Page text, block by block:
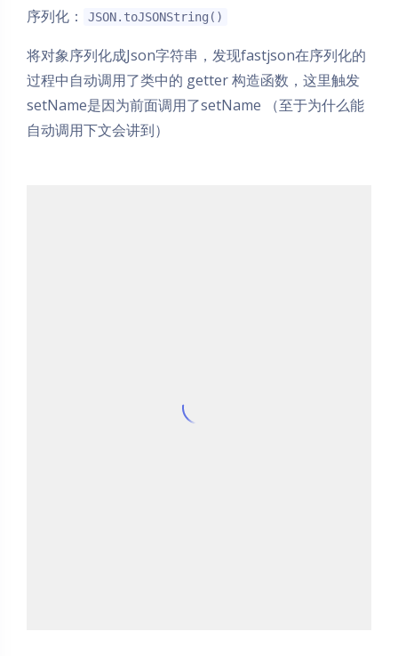
序列化： JSON.toJSONString()
将对象序列化成Json字符串，发现fastjson在序列化的
过程中自动调用了类中的 getter 构造函数，这里触发
setName是因为前面调用了setName （至于为什么能
自动调用下文会讲到）